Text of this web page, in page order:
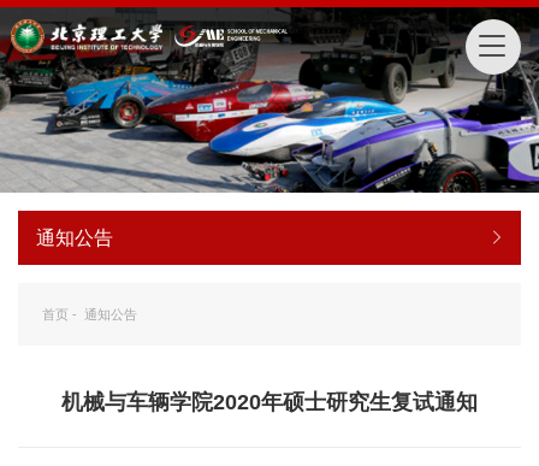
通知公告
首页 - 通知公告
机械与车辆学院2020年硕士研究生复试通知